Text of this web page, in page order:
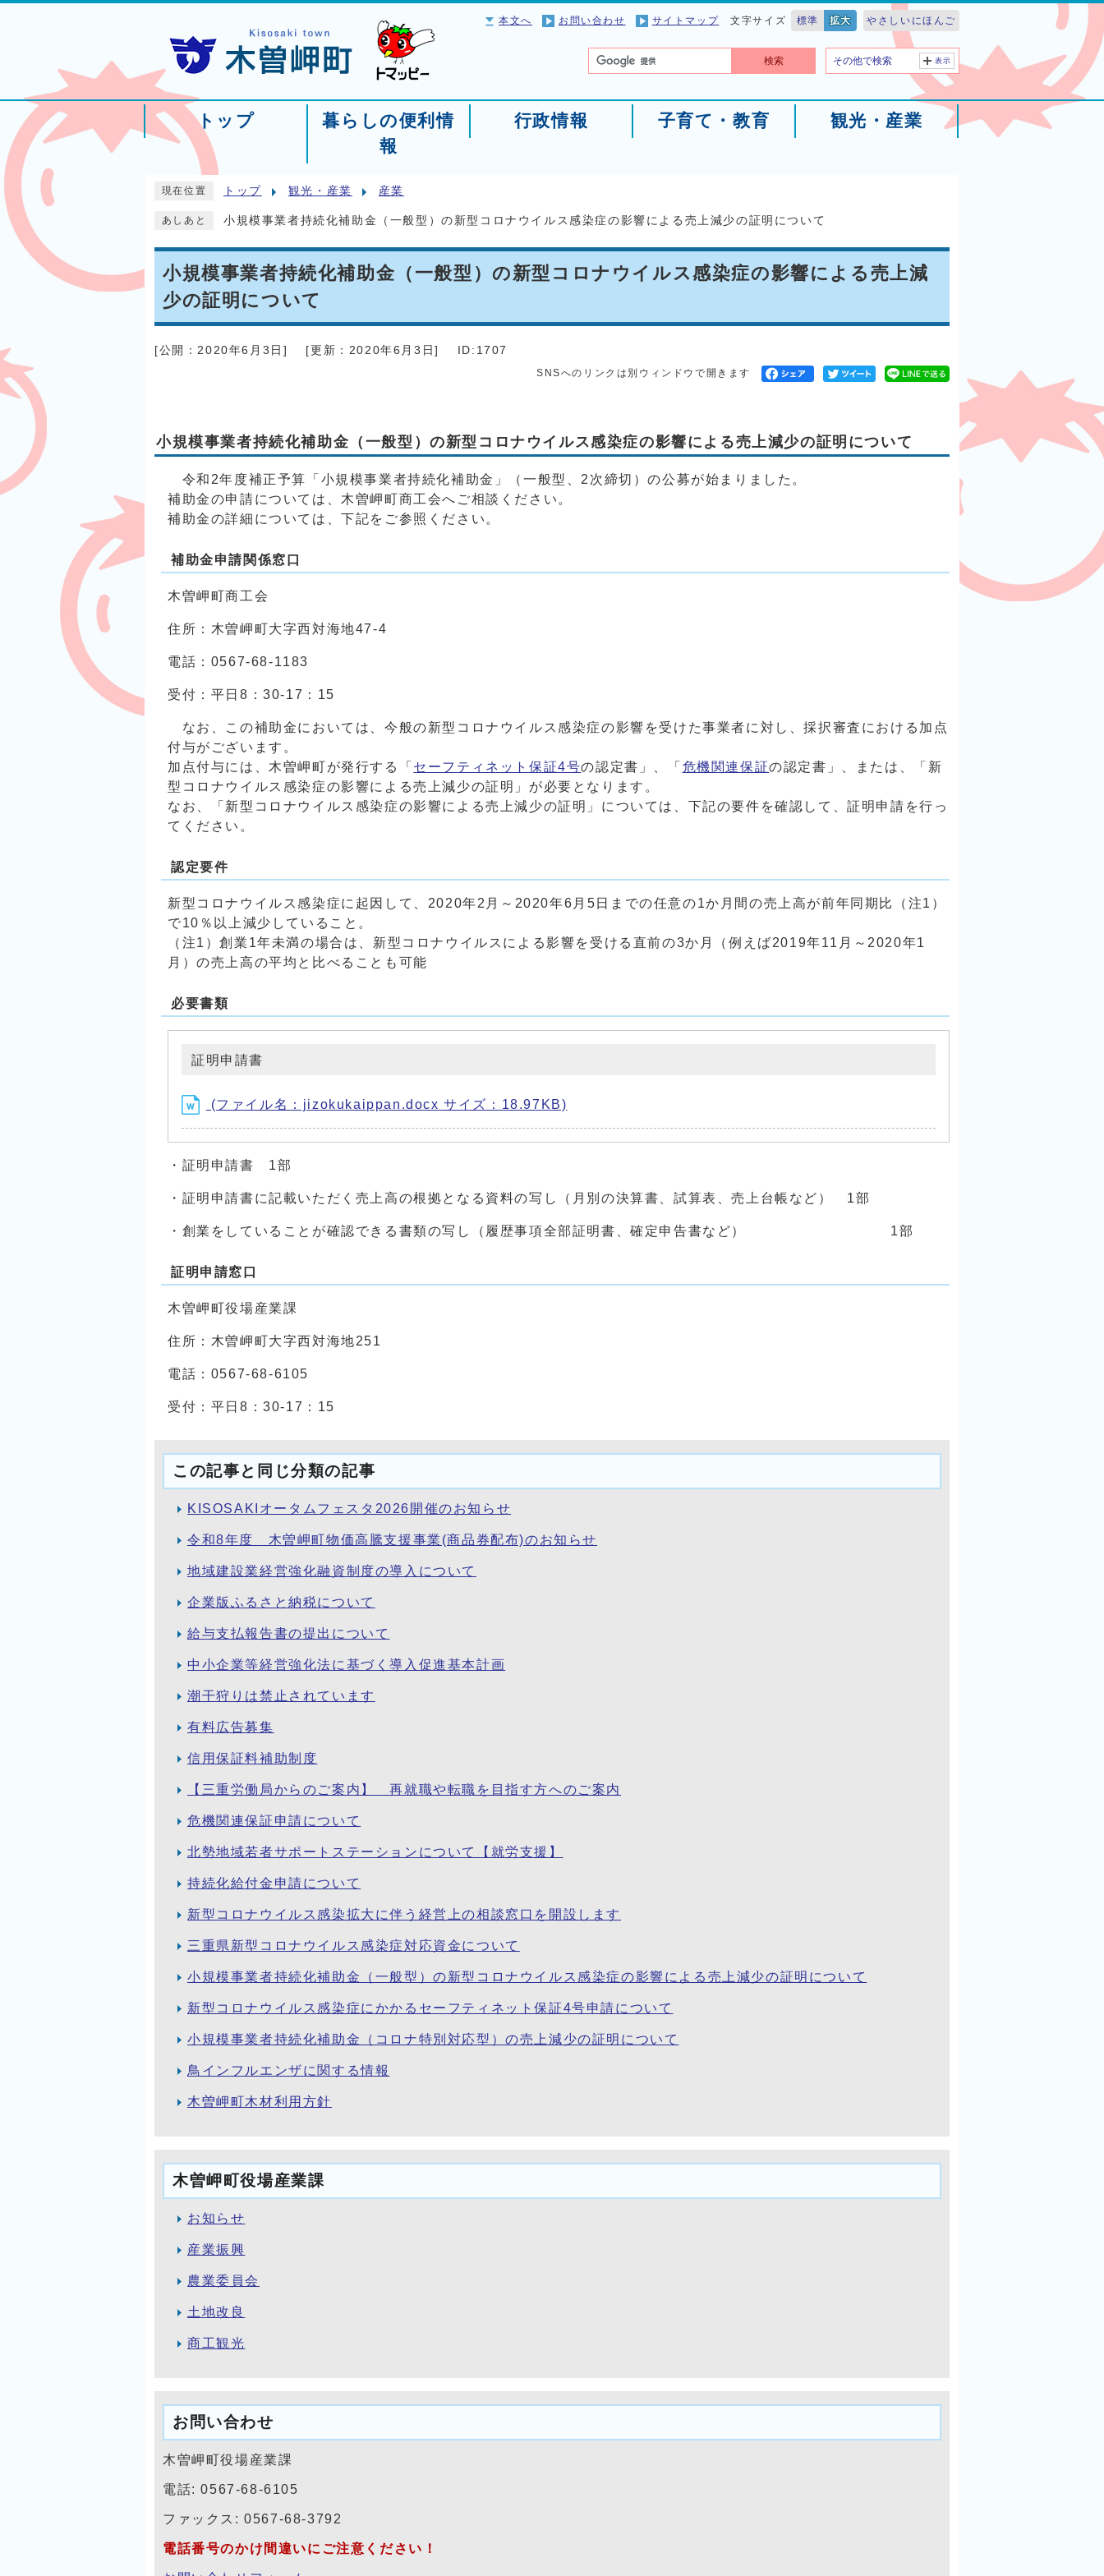
本文へ お問い合わせ サイトマップ 文字サイズ 標準 拡大 やさしいにほんご
検索 その他で検索 表示
トップ
暮らしの便利情
報
行政情報 子育て・教育 観光・産業
現在位置 トップ 観光・産業 産業
あしあと 小規模事業者持続化補助金（一般型）の新型コロナウイルス感染症の影響による売上減少の証明について
小規模事業者持続化補助金（一般型）の新型コロナウイルス感染症の影響による売上減
少の証明について
[公開：2020年6月3日 ] [更新： 2020年6月3日] ID:1707
SNSへのリンクは別ウィンドウで開きます
小規模事業者持続化補助金（一般型）の新型コロナウイルス感染症の影響による売上減少の証明について
令和2年度補正予算「小規模事業者持続化補助金」（一般型、2次締切）の公募が始まりました。
補助金の申請については、木曽岬町商工会へご相談ください。
補助金の詳細については、下記をご参照ください。
補助金申請関係窓口
木曽岬町商工会
住所：木曽岬町大字西対海地47-4
電話：0567-68-1183
受付：平日8：30-17：15
なお、この補助金においては、今般の新型コロナウイルス感染症の影響を受けた事業者に対し、採択審査における加点
付与がございます。
加点付与には、木曽岬町が発行する「 セーフティネット保証4号の認定書」、「 危機関連保証の認定書」、または、「新
型コロナウイルス感染症の影響による売上減少の証明」が必要となります。
なお、「新型コロナウイルス感染症の影響による売上減少の証明」については、下記の要件を確認して、証明申請を行っ
てください。
認定要件
新型コロナウイルス感染症に起因して、2020年2月～2020年6月5日までの任意の1か月間の売上高が前年同期比（注1）
で10％以上減少していること。
（注1）創業1年未満の場合は、新型コロナウイルスによる影響を受ける直前の3か月（例えば2019年11月～2020年1
月）の売上高の平均と比べることも可能
必要書類
証明申請書
(ファイル名：jizokukaippan.docx サイズ：18.97KB)
・証明申請書 1部
・証明申請書に記載いただく売上高の根拠となる資料の写し（月別の決算書、試算表、売上台帳など） 1部
・創業をしていることが確認できる書類の写し（履歴事項全部証明書、確定申告書など） 1部
証明申請窓口
木曽岬町役場産業課
住所：木曽岬町大字西対海地251
電話：0567-68-6105
受付：平日8：30-17：15
この記事と同じ分類の記事
KISOSAKIオータムフェスタ2026開催のお知らせ
令和8年度 木曽岬町物価高騰支援事業(商品券配布)のお知らせ
地域建設業経営強化融資制度の導入について
企業版ふるさと納税について
給与支払報告書の提出について
中小企業等経営強化法に基づく導入促進基本計画
潮干狩りは禁止されています
有料広告募集
信用保証料補助制度
【三重労働局からのご案内】 再就職や転職を目指す方へのご案内
危機関連保証申請について
北勢地域若者サポートステーションについて【就労支援】
持続化給付金申請について
新型コロナウイルス感染拡大に伴う経営上の相談窓口を開設します
三重県新型コロナウイルス感染症対応資金について
小規模事業者持続化補助金（一般型）の新型コロナウイルス感染症の影響による売上減少の証明について
新型コロナウイルス感染症にかかるセーフティネット保証4号申請について
小規模事業者持続化補助金（コロナ特別対応型）の売上減少の証明について
鳥インフルエンザに関する情報
木曽岬町木材利用方針
木曽岬町役場産業課
お知らせ
産業振興
農業委員会
土地改良
商工観光
お問い合わせ
木曽岬町役場産業課
電話: 0567-68-6105
ファックス: 0567-68-3792
電話番号のかけ間違いにご注意ください！